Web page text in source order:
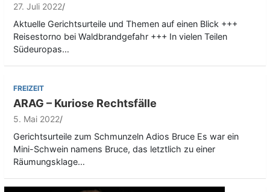
27. Juli 2022
Aktuelle Gerichtsurteile und Themen auf einen Blick +++
Reisestorno bei Waldbrandgefahr +++ In vielen Teilen
Südeuropas…
FREIZEIT
ARAG – Kuriose Rechtsfälle
5. Mai 2022
Gerichtsurteile zum Schmunzeln Adios Bruce Es war ein
Mini-Schwein namens Bruce, das letztlich zu einer
Räumungsklage…